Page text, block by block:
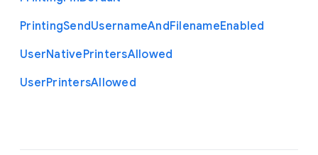
PrintingSendUsernameAndFilenameEnabled
UserNativePrintersAllowed
UserPrintersAllowed